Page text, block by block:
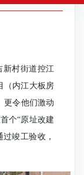
新村街道控江
（内江大板房
更令他们激动
个“原址改建
竣工验收，